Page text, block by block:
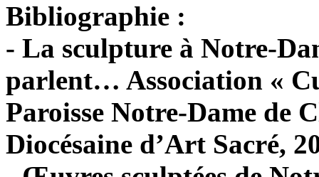
Bibliographie :
- La sculpture à Notre-
parlent… Association «
Paroisse Notre-Dame de
Diocésaine d’Art Sacré,